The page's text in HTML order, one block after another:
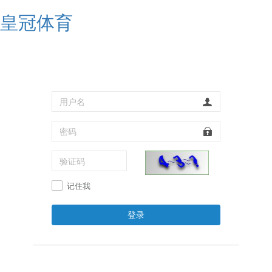
皇冠体育
记住我
登录